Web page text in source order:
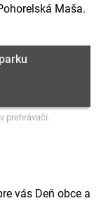
Maša.
v prehrávači.
vás Deň obce a